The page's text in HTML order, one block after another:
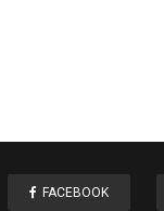
FACEBOOK